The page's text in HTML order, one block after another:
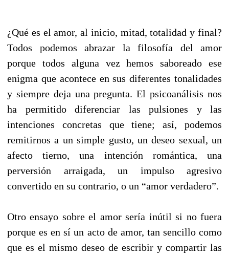
¿Qué es el amor, al inicio, mitad, totalidad y final?
Todos podemos abrazar la filosofía del amor
porque todos alguna vez hemos saboreado ese
enigma que acontece en sus diferentes tonalidades
y siempre deja una pregunta. El psicoanálisis nos
ha permitido diferenciar las pulsiones y las
intenciones concretas que tiene; así, podemos
remitirnos a un simple gusto, un deseo sexual, un
afecto tierno, una intención romántica, una
perversión arraigada, un impulso agresivo
convertido en su contrario, o un “amor verdadero”.
Otro ensayo sobre el amor sería inútil si no fuera
porque es en sí un acto de amor, tan sencillo como
que es el mismo deseo de escribir y compartir las